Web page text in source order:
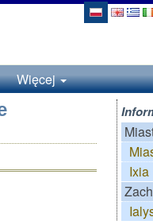
Więcej
Ixia